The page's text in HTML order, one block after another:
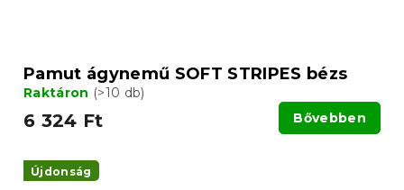
Pamut ágynemű SOFT STRIPES bézs
Raktáron (>10 db)
6 324 Ft Bővebben
Újdonság